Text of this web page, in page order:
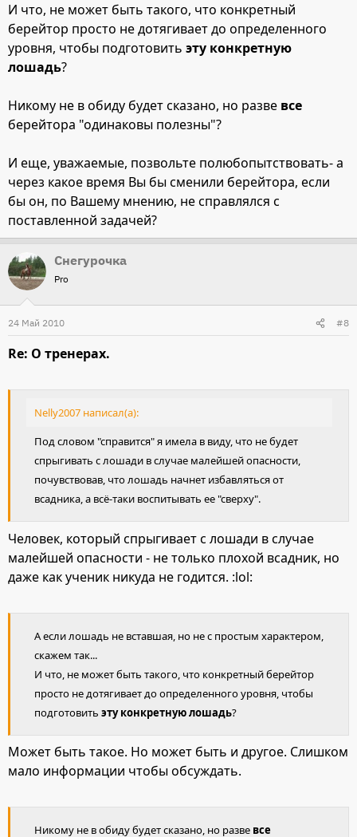
И что, не может быть такого, что конкретный
берейтор просто не дотягивает до определенного
уровня, чтобы подготовить эту конкретную
лошадь?
Никому не в обиду будет сказано, но разве все
берейтора "одинаковы полезны"?
И еще, уважаемые, позвольте полюбопытствовать- а
через какое время Вы бы сменили берейтора, если
бы он, по Вашему мнению, не справлялся с
поставленной задачей?
Снегурочка
Pro
24 Май 2010 #8
Re: О тренерах.
Nelly2007 написал(а):
Под словом "справится" я имела в виду, что не будет
спрыгивать с лошади в случае малейшей опасности,
почувствовав, что лошадь начнет избавляться от
всадника, а всё-таки воспитывать ее "сверху".
Человек, который спрыгивает с лошади в случае
малейшей опасности - не только плохой всадник, но
даже как ученик никуда не годится. :lol:
А если лошадь не вставшая, но не с простым характером,
скажем так...
И что, не может быть такого, что конкретный берейтор
просто не дотягивает до определенного уровня, чтобы
подготовить эту конкретную лошадь?
Может быть такое. Но может быть и другое. Слишком
мало информации чтобы обсуждать.
Никому не в обиду будет сказано, но разве все